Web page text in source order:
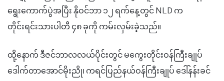
ရွေးကောက်ပွဲအပြီး နိုဝင်ဘာ ၁၂ ရက်နေ့တွင် NLD က
တိုင်းရင်းသားပါတီ ၄၈ ခုကို ကမ်းလှမ်းခဲ့သည်။
ထို့နောက် ဒီဇင်ဘာလလယ်ပိုင်းတွင် မကွေးတိုင်းဝန်ကြီးချုပ်
ဒေါက်တာအောင်မိုးညို၊ ကရင်ပြည်နယ်ဝန်ကြီးချုပ် ဒေါ်နန်းခင်